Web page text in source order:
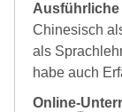
Chinesisch
als
habe auch
Online-